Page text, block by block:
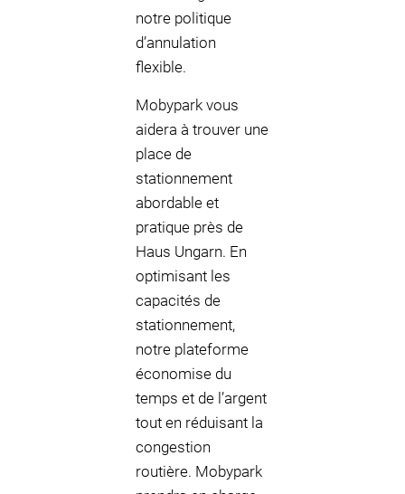
notre politique
d’annulation
flexible.
Mobypark vous
aidera à trouver une
place de
stationnement
abordable et
pratique près de
Haus Ungarn. En
optimisant les
capacités de
stationnement,
notre plateforme
économise du
temps et de l’argent
tout en réduisant la
congestion
routière. Mobypark